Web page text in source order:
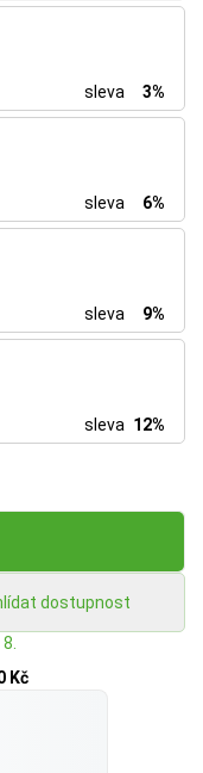
sleva
3%
sleva
6%
sleva
9%
sleva 12%
dostupnost
Kč